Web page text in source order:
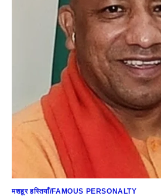
मशहूर हस्तियाँ/FAMOUS PERSONALTY